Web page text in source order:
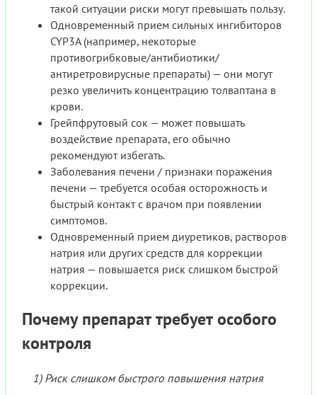
такой ситуации риски могут превышать пользу.
Одновременный прием сильных ингибиторов
CYP3A (например, некоторые
противогрибковые/антибиотики/
антиретровирусные препараты) — они могут
резко увеличить концентрацию толваптана в
крови.
Грейпфрутовый сок — может повышать
воздействие препарата, его обычно
рекомендуют избегать.
Заболевания печени / признаки поражения
печени — требуется особая осторожность и
быстрый контакт с врачом при появлении
симптомов.
Одновременный прием диуретиков, растворов
натрия или других средств для коррекции
натрия — повышается риск слишком быстрой
коррекции.
Почему препарат требует особого
контроля
1) Риск слишком быстрого повышения натрия